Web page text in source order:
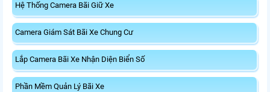
Hệ Thống Camera Bãi Giữ Xe
Camera Giám Sát Bãi Xe Chung Cư
Lắp Camera Bãi Xe Nhận Diện Biển Số
Phần Mềm Quản Lý Bãi Xe